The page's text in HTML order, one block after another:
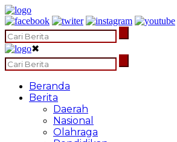
✖
Beranda
Berita
Daerah
Nasional
Olahraga